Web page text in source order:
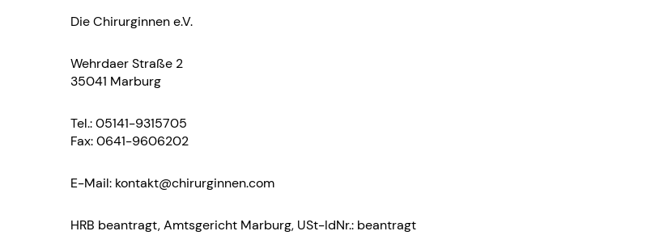
Die Chirurginnen e.V.
Wehrdaer Straße 2
35041 Marburg
Tel.: 05141-9315705
Fax: 0641-9606202
E-Mail: kontakt@chirurginnen.com
HRB beantragt, Amtsgericht Marburg, USt-IdNr.: beantragt